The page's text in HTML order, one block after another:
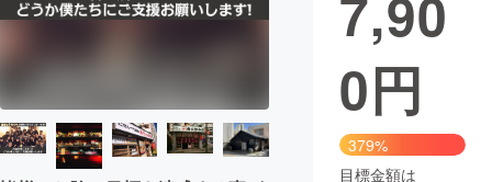
まちづくり・地域活性化
CAMPFIRE for Social Good
CAMPFIRE Creation
0円
379%
目標金額は